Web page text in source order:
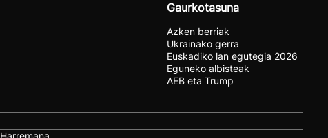
Gaurkotasuna
Azken berriak
Ukrainako gerra
Euskadiko lan egutegia 2026
Eguneko albisteak
AEB eta Trump
Harremana